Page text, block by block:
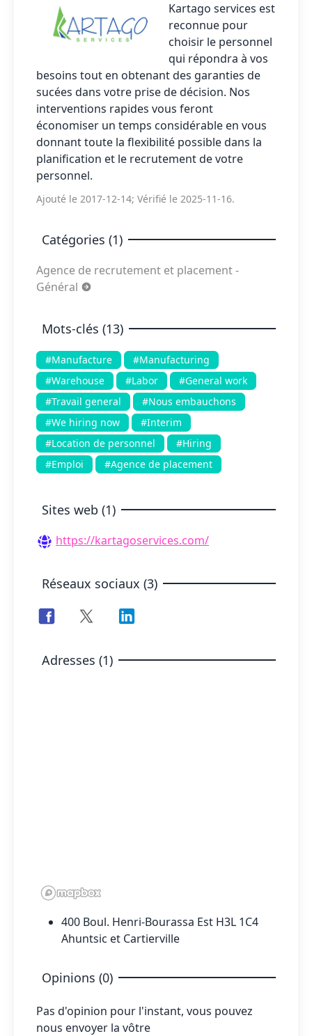
Kartago services est
reconnue pour
choisir le personnel
qui répondra à vos
besoins tout en obtenant des garanties de
sucées dans votre prise de décision. Nos
interventions rapides vous feront
économiser un temps considérable en vous
donnant toute la flexibilité possible dans la
planification et le recrutement de votre
personnel.
Ajouté le 2017-12-14; Vérifié le 2025-11-16.
Catégories (1)
Agence de recrutement et placement -
Général
Mots-clés (13)
#Manufacture
#Manufacturing
#Warehouse
#Labor
#General work
#Travail general
#Nous embauchons
#We hiring now
#Interim
#Location de personnel
#Hiring
#Emploi
#Agence de placement
Sites web (1)
https://kartagoservices.com/
Réseaux sociaux (3)
Adresses (1)
400 Boul. Henri-Bourassa Est H3L 1C4
Ahuntsic et Cartierville
Opinions (0)
Pas d'opinion pour l'instant, vous pouvez
nous envoyer la vôtre